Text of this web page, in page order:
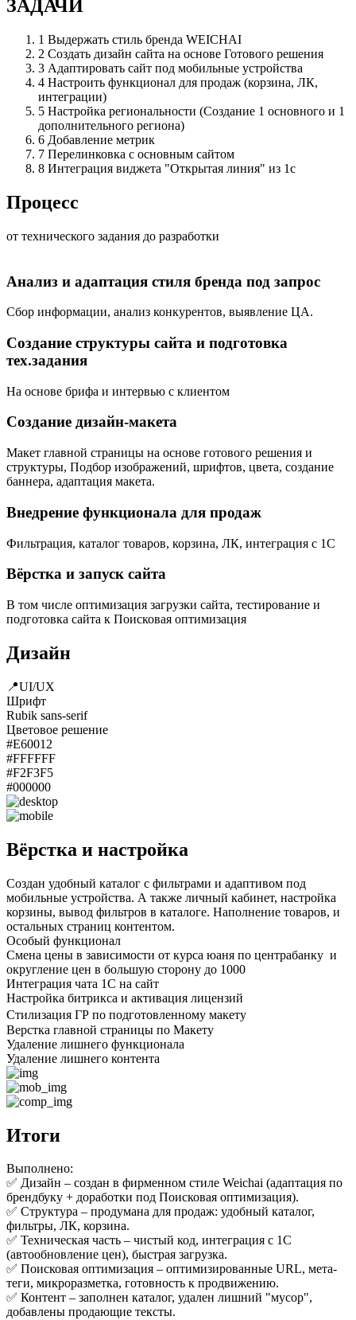
ЗАДАЧИ
1 Выдержать стиль бренда WEICHAI
2 Создать дизайн сайта на основе Готового решения
3 Адаптировать сайт под мобильные устройства
4 Настроить функционал для продаж (корзина, ЛК,
интеграции)
5 Настройка региональности (Создание 1 основного и 1
дополнительного региона)
6 Добавление метрик
7 Перелинковка с основным сайтом
8 Интеграция виджета "Открытая линия" из 1с
Процесс
от технического задания до разработки
Анализ и адаптация стиля бренда под запрос
Сбор информации, анализ конкурентов, выявление ЦА.
Создание структуры сайта и подготовка
тех.задания
На основе брифа и интервью с клиентом
Создание дизайн-макета
Макет главной страницы на основе готового решения и
структуры, Подбор изображений, шрифтов, цвета, создание
баннера, адаптация макета.
Внедрение функционала для продаж
Фильтрация, каталог товаров, корзина, ЛК, интеграция с 1С
Вёрстка и запуск сайта
В том числе оптимизация загрузки сайта, тестирование и
подготовка сайта к Поисковая оптимизация
Дизайн
📍UI/UX
Шрифт
Rubik sans-serif
Цветовое решение
#E60012
#FFFFFF
#F2F3F5
#000000
Вёрстка и настройка
Создан удобный каталог с фильтрами и адаптивом под
мобильные устройства. А также личный кабинет, настройка
корзины, вывод фильтров в каталоге. Наполнение товаров, и
остальных страниц контентом.
Особый функционал
Смена цены в зависимости от курса юаня по центрабанку и
округление цен в большую сторону до 1000
Интеграция чата 1С на сайт
Настройка битрикса и активация лицензий
Стилизация ГР по подготовленному макету
Верстка главной страницы по Макету
Удаление лишнего функционала
Удаление лишнего контента
Итоги
Выполнено:
✅ Дизайн – создан в фирменном стиле Weichai (адаптация по
брендбуку + доработки под Поисковая оптимизация).
✅ Структура – продумана для продаж: удобный каталог,
фильтры, ЛК, корзина.
✅ Техническая часть – чистый код, интеграция с 1С
(автообновление цен), быстрая загрузка.
✅ Поисковая оптимизация – оптимизированные URL, мета-
теги, микроразметка, готовность к продвижению.
✅ Контент – заполнен каталог, удален лишний "мусор",
добавлены продающие тексты.